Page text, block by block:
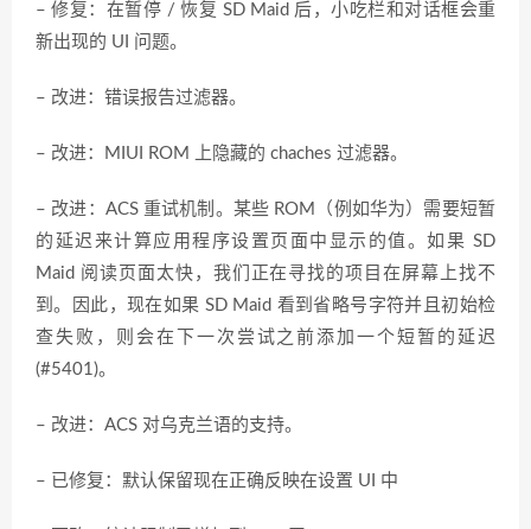
– 修复：在暂停 / 恢复 SD Maid 后，小吃栏和对话框会重
新出现的 UI 问题。
– 改进：错误报告过滤器。
– 改进：MIUI ROM 上隐藏的 chaches 过滤器。
– 改进：ACS 重试机制。某些 ROM（例如华为）需要短暂
的延迟来计算应用程序设置页面中显示的值。如果 SD
Maid 阅读页面太快，我们正在寻找的项目在屏幕上找不
到。因此，现在如果 SD Maid 看到省略号字符并且初始检
查失败，则会在下一次尝试之前添加一个短暂的延迟
(#5401)。
– 改进：ACS 对乌克兰语的支持。
– 已修复：默认保留现在正确反映在设置 UI 中